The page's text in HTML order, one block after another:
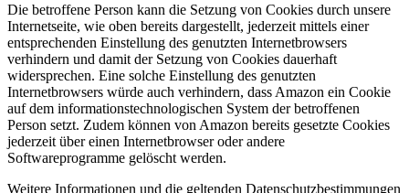
Die betroffene Person kann die Setzung von Cookies durch unsere
Internetseite, wie oben bereits dargestellt, jederzeit mittels einer
entsprechenden Einstellung des genutzten Internetbrowsers
verhindern und damit der Setzung von Cookies dauerhaft
widersprechen. Eine solche Einstellung des genutzten
Internetbrowsers würde auch verhindern, dass Amazon ein Cookie
auf dem informationstechnologischen System der betroffenen
Person setzt. Zudem können von Amazon bereits gesetzte Cookies
jederzeit über einen Internetbrowser oder andere
Softwareprogramme gelöscht werden.
Weitere Informationen und die geltenden Datenschutzbestimmungen